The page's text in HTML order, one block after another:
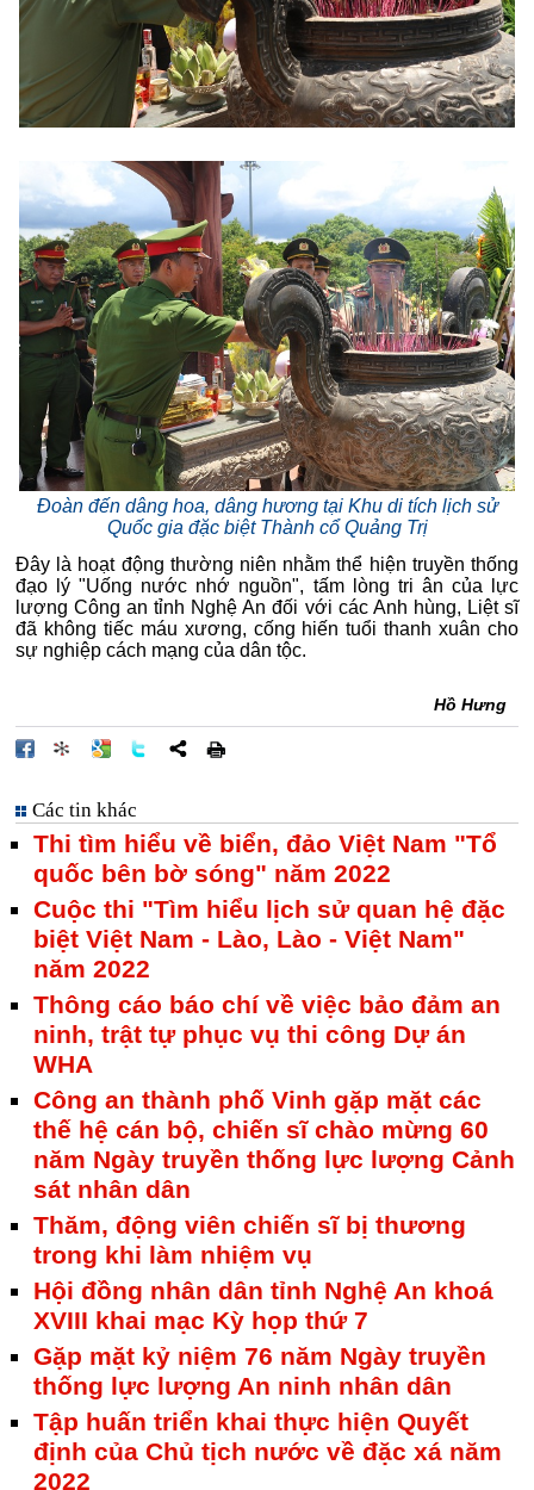
Đoàn đến dâng hoa, dâng hương tại Khu di tích lịch sử
Quốc gia đặc biệt Thành cổ Quảng Trị
Đây là hoạt động thường niên nhằm thể hiện truyền thống
đạo lý "Uống nước nhớ nguồn", tấm lòng tri ân của lực
lượng Công an tỉnh Nghệ An đối với các Anh hùng, Liệt sĩ
đã không tiếc máu xương, cống hiến tuổi thanh xuân cho
sự nghiệp cách mạng của dân tộc.
Hồ Hưng
Các tin khác
Thi tìm hiểu về biển, đảo Việt Nam "Tổ
quốc bên bờ sóng" năm 2022
Cuộc thi "Tìm hiểu lịch sử quan hệ đặc
biệt Việt Nam - Lào, Lào - Việt Nam"
năm 2022
Thông cáo báo chí về việc bảo đảm an
ninh, trật tự phục vụ thi công Dự án
WHA
Công an thành phố Vinh gặp mặt các
thế hệ cán bộ, chiến sĩ chào mừng 60
năm Ngày truyền thống lực lượng Cảnh
sát nhân dân
Thăm, động viên chiến sĩ bị thương
trong khi làm nhiệm vụ
Hội đồng nhân dân tỉnh Nghệ An khoá
XVIII khai mạc Kỳ họp thứ 7
Gặp mặt kỷ niệm 76 năm Ngày truyền
thống lực lượng An ninh nhân dân
Tập huấn triển khai thực hiện Quyết
định của Chủ tịch nước về đặc xá năm
2022